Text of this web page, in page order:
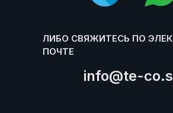
info@te-
ЛИБО СВЯЖИТЕСЬ ПО
ПОЧТЕ